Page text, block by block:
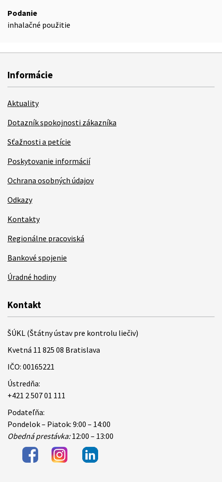
Podanie
inhalačné použitie
Informácie
Aktuality
Dotazník spokojnosti zákazníka
Sťažnosti a petície
Poskytovanie informácií
Ochrana osobných údajov
Odkazy
Kontakty
Regionálne pracoviská
Bankové spojenie
Úradné hodiny
Kontakt
ŠÚKL (Štátny ústav pre kontrolu liečiv)
Kvetná 11 825 08 Bratislava
IČO: 00165221
Ústredňa:
+421 2 507 01 111
Podateľňa:
Pondelok – Piatok: 9:00 – 14:00
Obedná prestávka:12:00 – 13:00